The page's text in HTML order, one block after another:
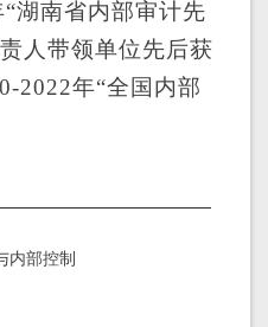
“湖南省内部审计先
人带领单位先后获
2022年“全国内部
内部控制